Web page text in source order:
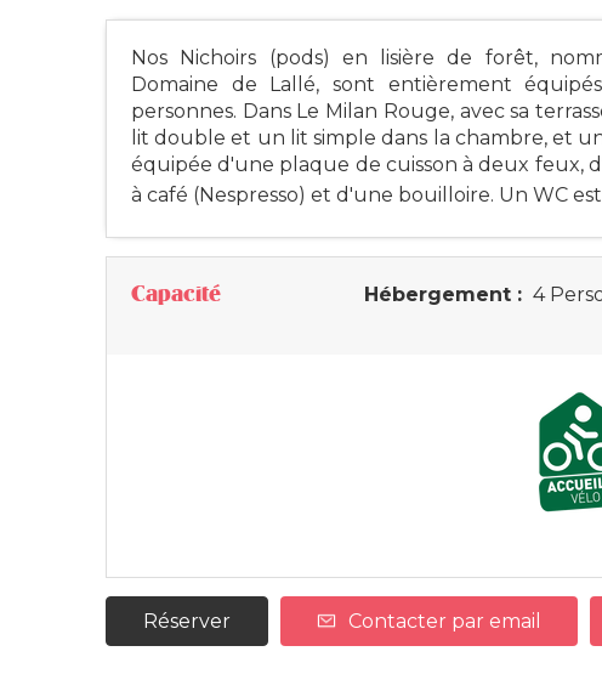
Nos Nichoirs (pods) en lisière de forêt,
Domaine de Lallé, sont entièrement
personnes. Dans Le Milan Rouge, avec sa
lit double et un lit simple dans la chambre, et
équipée d'une plaque de cuisson à deux feux,
à café (Nespresso) et d'une bouilloire. Un WC
Capacité Hébergement : 4
Réserver Contacter par email